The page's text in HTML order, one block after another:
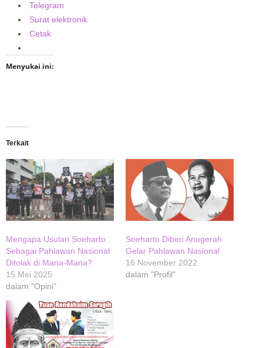
Telegram
Surat elektronik
Cetak
Menyukai ini:
Terkait
Mengapa Usulan Soeharto
Sebagai Pahlawan Nasional
Ditolak di Mana-Mana?
15 Mei 2025
dalam "Opini"
Soeharto Diberi Anugerah
Gelar Pahlawan Nasional
16 November 2022
dalam "Profil"